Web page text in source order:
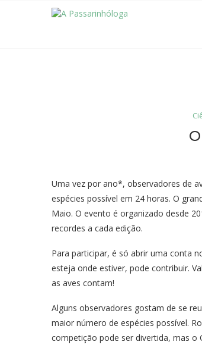
Uma vez por ano*, observadores de
espécies possível em 24 horas. O
Maio. O evento é organizado desde
recordes a cada edição.
Para participar, é só abrir uma conta
esteja onde estiver, pode contribuir.
as aves contam!
Alguns observadores gostam de se
maior número de espécies possível.
competição pode ser divertida, mas o